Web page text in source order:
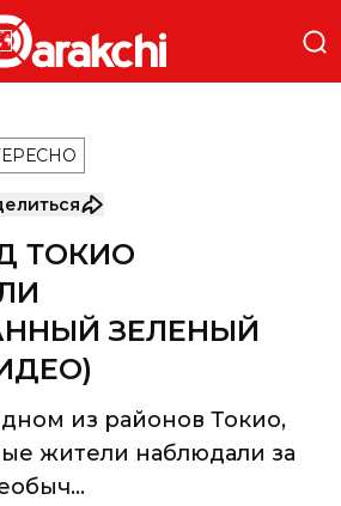
ТОКИО
ЗЕЛЕНЫЙ
из районов Токио,
жители наблюдали за